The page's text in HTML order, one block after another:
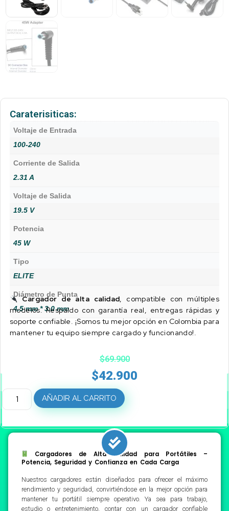
Caraterisiticas:
Voltaje de Entrada
100-240
Corriente de Salida
2.31 A
Voltaje de Salida
19.5 V
Potencia
45 W
Tipo
ELITE
Diámetro de Punta
4.5 mm * 3.0 mm
Cargador de alta calidad, compatible con múltiples
modelos. Respaldo con garantía real, entregas rápidas y
soporte confiable. ¡Somos tu mejor opción en Colombia para
mantener tu equipo siempre cargado y funcionando!.
$69.900
$42.900
AÑADIR AL CARRITO
Cargadores de Alta Calidad para Portátiles –
Potencia, Seguridad y Confianza en Cada Carga
Nuestros cargadores están diseñados para ofrecer el máximo
rendimiento y seguridad, convirtiéndose en la mejor opción para
mantener tu portátil siempre operativo. Ya sea para trabajo,
estudio o entretenimiento, contar con un cargador confiable